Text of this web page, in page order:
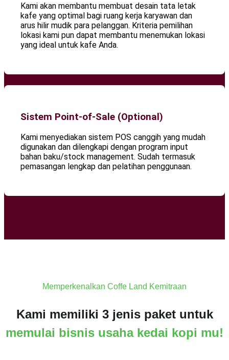
Kami akan membantu membuat desain tata letak
kafe yang optimal bagi ruang kerja karyawan dan
arus hilir mudik para pelanggan. Kriteria pemilihan
lokasi kami pun dapat membantu menemukan lokasi
yang ideal untuk kafe Anda.
Sistem Point-of-Sale (Optional)
Kami menyediakan sistem POS canggih yang mudah
digunakan dan dilengkapi dengan program input
bahan baku/stock management. Sudah termasuk
pemasangan lengkap dan pelatihan penggunaan.
Memperkenalkan Coffe Land Kemitraan​
Kami memiliki 3 jenis paket untuk
memulai bisnis usaha kedai kopi mu!